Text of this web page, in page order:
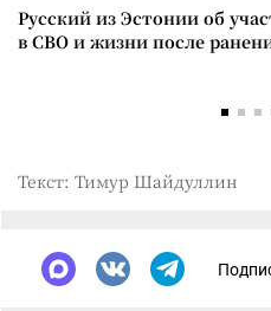
Русский из Эстонии об
в СВО и жизни после
Текст: Тимур Шайдуллин